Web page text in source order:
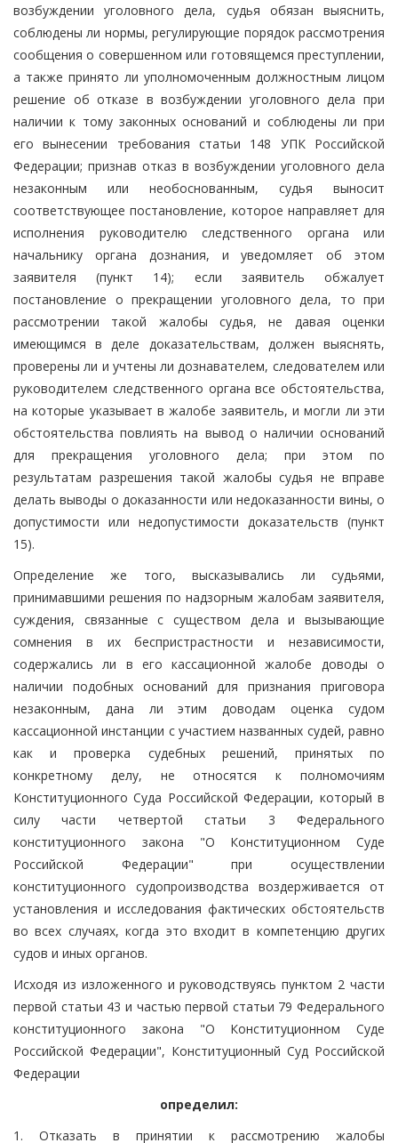
возбуждении уголовного дела, судья обязан выяснить,
соблюдены ли нормы, регулирующие порядок рассмотрения
сообщения о совершенном или готовящемся преступлении,
а также принято ли уполномоченным должностным лицом
решение об отказе в возбуждении уголовного дела при
наличии к тому законных оснований и соблюдены ли при
его вынесении требования статьи 148 УПК Российской
Федерации; признав отказ в возбуждении уголовного дела
незаконным или необоснованным, судья выносит
соответствующее постановление, которое направляет для
исполнения руководителю следственного органа или
начальнику органа дознания, и уведомляет об этом
заявителя (пункт 14); если заявитель обжалует
постановление о прекращении уголовного дела, то при
рассмотрении такой жалобы судья, не давая оценки
имеющимся в деле доказательствам, должен выяснять,
проверены ли и учтены ли дознавателем, следователем или
руководителем следственного органа все обстоятельства,
на которые указывает в жалобе заявитель, и могли ли эти
обстоятельства повлиять на вывод о наличии оснований
для прекращения уголовного дела; при этом по
результатам разрешения такой жалобы судья не вправе
делать выводы о доказанности или недоказанности вины, о
допустимости или недопустимости доказательств (пункт
15).
Определение же того, высказывались ли судьями,
принимавшими решения по надзорным жалобам заявителя,
суждения, связанные с существом дела и вызывающие
сомнения в их беспристрастности и независимости,
содержались ли в его кассационной жалобе доводы о
наличии подобных оснований для признания приговора
незаконным, дана ли этим доводам оценка судом
кассационной инстанции с участием названных судей, равно
как и проверка судебных решений, принятых по
конкретному делу, не относятся к полномочиям
Конституционного Суда Российской Федерации, который в
силу части четвертой статьи 3 Федерального
конституционного закона "О Конституционном Суде
Российской Федерации" при осуществлении
конституционного судопроизводства воздерживается от
установления и исследования фактических обстоятельств
во всех случаях, когда это входит в компетенцию других
судов и иных органов.
Исходя из изложенного и руководствуясь пунктом 2 части
первой статьи 43 и частью первой статьи 79 Федерального
конституционного закона "О Конституционном Суде
Российской Федерации", Конституционный Суд Российской
Федерации
определил:
1. Отказать в принятии к рассмотрению жалобы